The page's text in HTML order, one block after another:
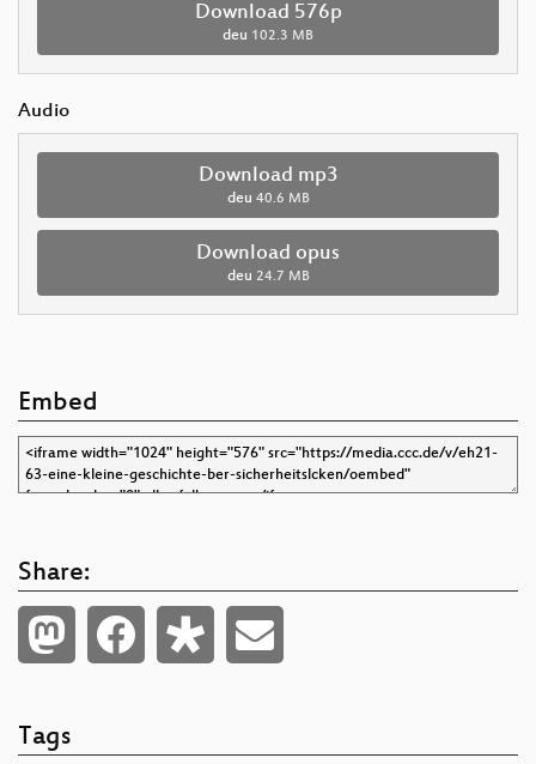
Download 576p
deu 102.3 MB
Audio
Download mp3
deu 40.6 MB
Download opus
deu 24.7 MB
Embed
Share:
Tags